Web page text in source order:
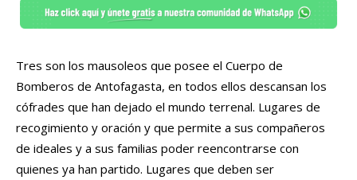
Tres son los mausoleos que posee el Cuerpo de
Bomberos de Antofagasta, en todos ellos descansan los
cófrades que han dejado el mundo terrenal. Lugares de
recogimiento y oración y que permite a sus compañeros
de ideales y a sus familias poder reencontrarse con
quienes ya han partido. Lugares que deben ser